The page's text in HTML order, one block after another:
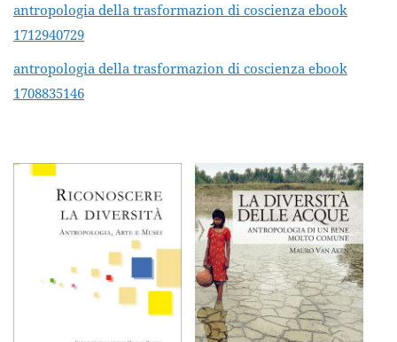
antropologia della trasformazion di coscienza ebook
1712940729
antropologia della trasformazion di coscienza ebook
1708835146